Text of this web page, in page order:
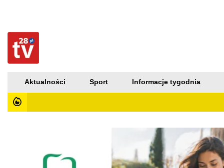
Aktualności Sport Informacje tygodnia